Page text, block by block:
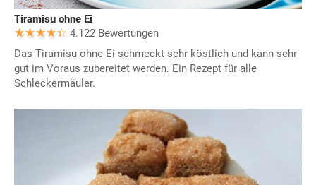
Tiramisu ohne Ei
4.122 Bewertungen
Das Tiramisu ohne Ei schmeckt sehr köstlich und kann sehr
gut im Voraus zubereitet werden. Ein Rezept für alle
Schleckermäuler.